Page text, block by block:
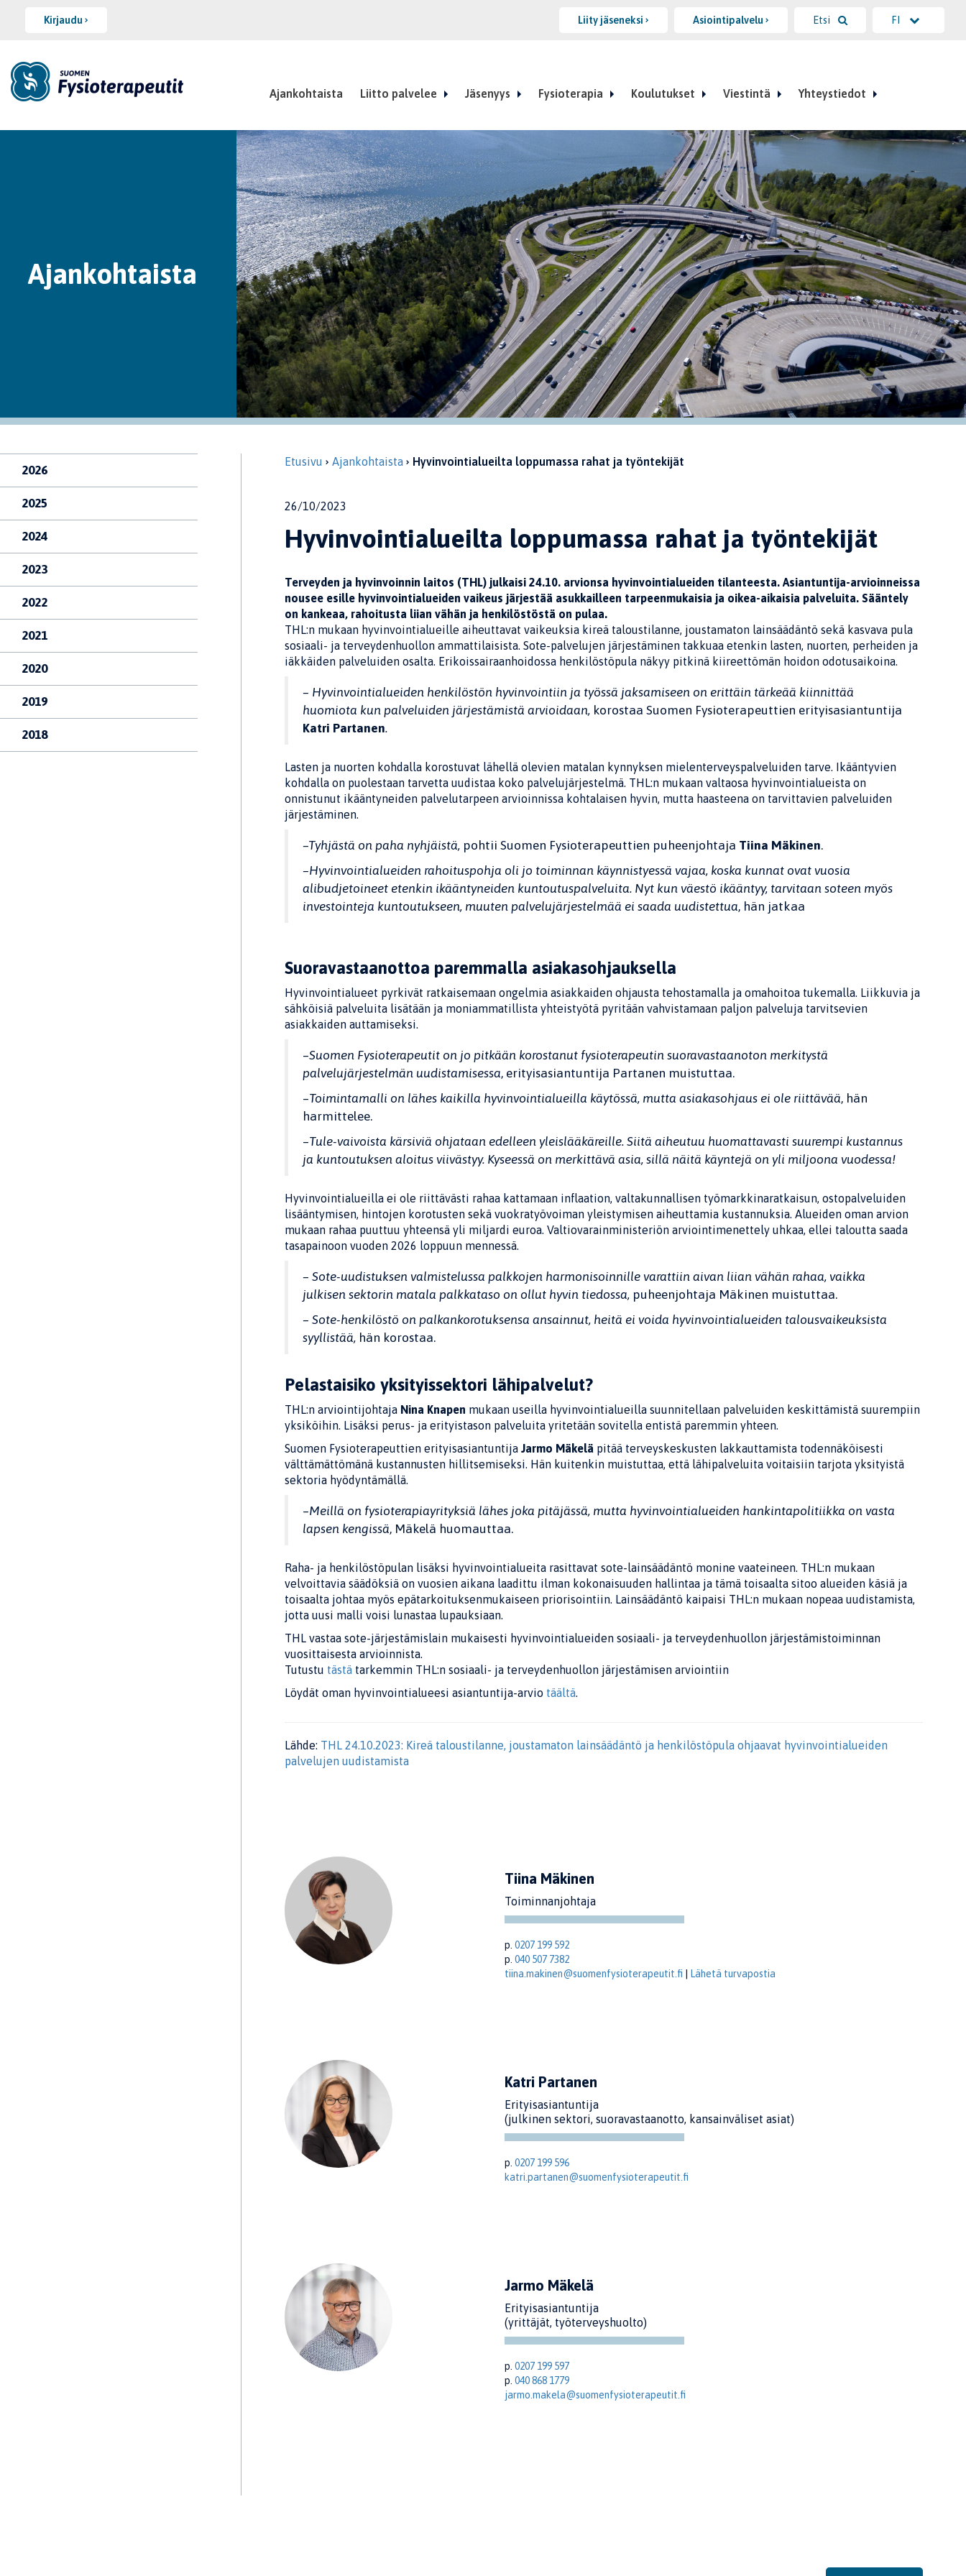
Kirjaudu Liity jäseneksi Asiointipalvelu Etsi FI
Ajankohtaista Liitto palvelee Jäsenyys Fysioterapia Koulutukset Viestintä Yhteystiedot
Ajankohtaista
2026
2025
2024
2023
2022
2021
2020
2019
2018
Etusivu Ajankohtaista Hyvinvointialueilta loppumassa rahat ja työntekijät
26/10/2023
Hyvinvointialueilta loppumassa rahat ja työntekijät
Terveyden ja hyvinvoinnin laitos (THL) julkaisi 24.10. arvionsa hyvinvointialueiden tilanteesta. Asiantuntija-arvioinneissa
nousee esille hyvinvointialueiden vaikeus järjestää asukkailleen tarpeenmukaisia ja oikea-aikaisia palveluita. Sääntely
on kankeaa, rahoitusta liian vähän ja henkilöstöstä on pulaa.
THL:n mukaan hyvinvointialueille aiheuttavat vaikeuksia kireä taloustilanne, joustamaton lainsäädäntö sekä kasvava pula
sosiaali- ja terveydenhuollon ammattilaisista. Sote-palvelujen järjestäminen takkuaa etenkin lasten, nuorten, perheiden ja
iäkkäiden palveluiden osalta. Erikoissairaanhoidossa henkilöstöpula näkyy pitkinä kiireettömän hoidon odotusaikoina.
– Hyvinvointialueiden henkilöstön hyvinvointiin ja työssä jaksamiseen on erittäin tärkeää kiinnittää
huomiota kun palveluiden järjestämistä arvioidaan, korostaa Suomen Fysioterapeuttien erityisasiantuntija
Katri Partanen.
Lasten ja nuorten kohdalla korostuvat lähellä olevien matalan kynnyksen mielenterveyspalveluiden tarve. Ikääntyvien
kohdalla on puolestaan tarvetta uudistaa koko palvelujärjestelmä. THL:n mukaan valtaosa hyvinvointialueista on
onnistunut ikääntyneiden palvelutarpeen arvioinnissa kohtalaisen hyvin, mutta haasteena on tarvittavien palveluiden
järjestäminen.
–Tyhjästä on paha nyhjäistä, pohtii Suomen Fysioterapeuttien puheenjohtaja Tiina Mäkinen.
–Hyvinvointialueiden rahoituspohja oli jo toiminnan käynnistyessä vajaa, koska kunnat ovat vuosia
alibudjetoineet etenkin ikääntyneiden kuntoutuspalveluita. Nyt kun väestö ikääntyy, tarvitaan soteen myös
investointeja kuntoutukseen, muuten palvelujärjestelmää ei saada uudistettua, hän jatkaa
Suoravastaanottoa paremmalla asiakasohjauksella
Hyvinvointialueet pyrkivät ratkaisemaan ongelmia asiakkaiden ohjausta tehostamalla ja omahoitoa tukemalla. Liikkuvia ja
sähköisiä palveluita lisätään ja moniammatillista yhteistyötä pyritään vahvistamaan paljon palveluja tarvitsevien
asiakkaiden auttamiseksi.
–Suomen Fysioterapeutit on jo pitkään korostanut fysioterapeutin suoravastaanoton merkitystä
palvelujärjestelmän uudistamisessa, erityisasiantuntija Partanen muistuttaa.
–Toimintamalli on lähes kaikilla hyvinvointialueilla käytössä, mutta asiakasohjaus ei ole riittävää, hän
harmittelee.
–Tule-vaivoista kärsiviä ohjataan edelleen yleislääkäreille. Siitä aiheutuu huomattavasti suurempi kustannus
ja kuntoutuksen aloitus viivästyy. Kyseessä on merkittävä asia, sillä näitä käyntejä on yli miljoona vuodessa!
Hyvinvointialueilla ei ole riittävästi rahaa kattamaan inflaation, valtakunnallisen työmarkkinaratkaisun, ostopalveluiden
lisääntymisen, hintojen korotusten sekä vuokratyövoiman yleistymisen aiheuttamia kustannuksia. Alueiden oman arvion
mukaan rahaa puuttuu yhteensä yli miljardi euroa. Valtiovarainministeriön arviointimenettely uhkaa, ellei taloutta saada
tasapainoon vuoden 2026 loppuun mennessä.
– Sote-uudistuksen valmistelussa palkkojen harmonisoinnille varattiin aivan liian vähän rahaa, vaikka
julkisen sektorin matala palkkataso on ollut hyvin tiedossa, puheenjohtaja Mäkinen muistuttaa.
– Sote-henkilöstö on palkankorotuksensa ansainnut, heitä ei voida hyvinvointialueiden talousvaikeuksista
syyllistää, hän korostaa.
Pelastaisiko yksityissektori lähipalvelut?
THL:n arviointijohtaja Nina Knapen mukaan useilla hyvinvointialueilla suunnitellaan palveluiden keskittämistä suurempiin
yksiköihin. Lisäksi perus- ja erityistason palveluita yritetään sovitella entistä paremmin yhteen.
Suomen Fysioterapeuttien erityisasiantuntija Jarmo Mäkelä pitää terveyskeskusten lakkauttamista todennäköisesti
välttämättömänä kustannusten hillitsemiseksi. Hän kuitenkin muistuttaa, että lähipalveluita voitaisiin tarjota yksityistä
sektoria hyödyntämällä.
–Meillä on fysioterapiayrityksiä lähes joka pitäjässä, mutta hyvinvointialueiden hankintapolitiikka on vasta
lapsen kengissä, Mäkelä huomauttaa.
Raha- ja henkilöstöpulan lisäksi hyvinvointialueita rasittavat sote-lainsäädäntö monine vaateineen. THL:n mukaan
velvoittavia säädöksiä on vuosien aikana laadittu ilman kokonaisuuden hallintaa ja tämä toisaalta sitoo alueiden käsiä ja
toisaalta johtaa myös epätarkoituksenmukaiseen priorisointiin. Lainsäädäntö kaipaisi THL:n mukaan nopeaa uudistamista,
jotta uusi malli voisi lunastaa lupauksiaan.
THL vastaa sote-järjestämislain mukaisesti hyvinvointialueiden sosiaali- ja terveydenhuollon järjestämistoiminnan
vuosittaisesta arvioinnista.
Tutustu tästä tarkemmin THL:n sosiaali- ja terveydenhuollon järjestämisen arviointiin
Löydät oman hyvinvointialueesi asiantuntija-arvio täältä.
Lähde: THL 24.10.2023: Kireä taloustilanne, joustamaton lainsäädäntö ja henkilöstöpula ohjaavat hyvinvointialueiden
palvelujen uudistamista
Tiina Mäkinen
Toiminnanjohtaja
p. 0207 199 592
p. 040 507 7382
tiina.makinen@suomenfysioterapeutit.fi
Lähetä turvapostia
Katri Partanen
Erityisasiantuntija
(julkinen sektori, suoravastaanotto, kansainväliset asiat)
p. 0207 199 596
katri.partanen@suomenfysioterapeutit.fi
Jarmo Mäkelä
Erityisasiantuntija
(yrittäjät, työterveyshuolto)
p. 0207 199 597
p. 040 868 1779
jarmo.makela@suomenfysioterapeutit.fi